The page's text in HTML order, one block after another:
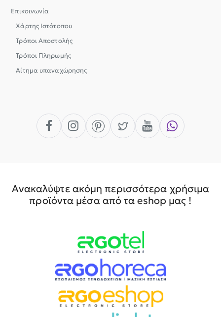
Επικοινωνία
Χάρτης Ιστότοπου
Τρόποι Αποστολής
Τρόποι Πληρωμής
Αίτημα υπαναχώρησης
Ανακαλύψτε ακόμη περισσότερα χρήσιμα
προϊόντα μέσα από τα eshop μας !